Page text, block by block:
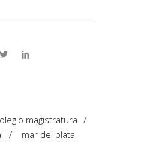
magistratura /
/ mar del plata